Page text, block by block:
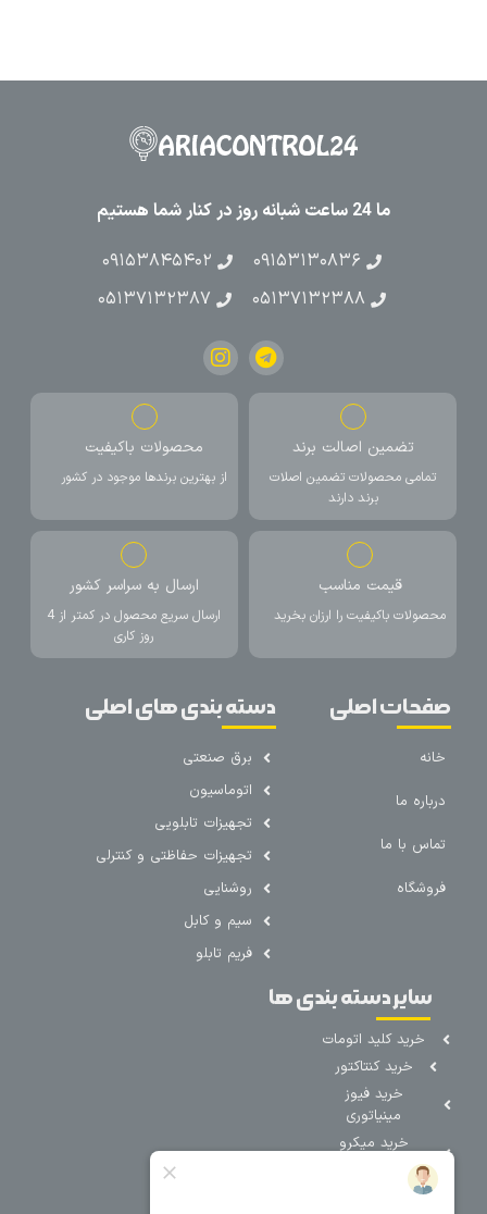
ما 24 ساعت شبانه روز در کنار شما هستیم
۰۹۱۵۳۱۳۰۸۳۶
۰۹۱۵۳۸۴۵۴۰۲
۰۵۱۳۷۱۳۲۳۸۸
۰۵۱۳۷۱۳۲۳۸۷
تضمین اصالت برند
تمامی محصولات تضمین اصلات
برند دارند
محصولات باکیفیت
از بهترین برندها موجود در کشور
قیمت مناسب
محصولات باکیفیت را ارزان بخرید
ارسال به سراسر کشور
ارسال سریع محصول در کمتر از 4
روز کاری
صفحات اصلی
خانه
درباره ما
تماس با ما
فروشگاه
دسته بندی های اصلی
برق صنعتی
اتوماسیون
تجهیزات تابلویی
تجهیزات حفاظتی و کنترلی
روشنایی
سیم و کابل
فریم تابلو
سایر دسته بندی ها
خرید کلید اتومات
خرید کنتاکتور
خرید فیوز
مینیاتوری
خرید میکرو